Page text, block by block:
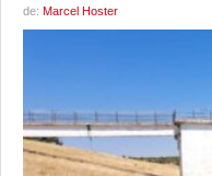
de: Marcel Hoster